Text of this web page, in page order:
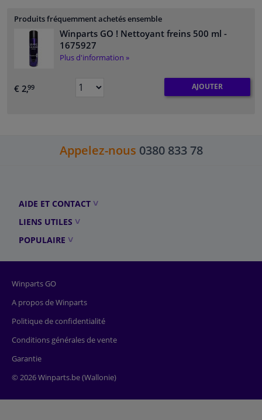
Produits fréquemment achetés ensemble
Winparts GO ! Nettoyant freins 500 ml -
1675927
Plus d'information »
€ 2,99 AJOUTER
Appelez-nous 0380 833 78
AIDE ET CONTACT
LIENS UTILES
POPULAIRE
Winparts GO
A propos de Winparts
Politique de confidentialité
Conditions générales de vente
Garantie
© 2026 Winparts.be (Wallonie)